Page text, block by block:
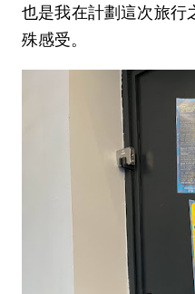
也是我在計劃這次旅行
殊感受。